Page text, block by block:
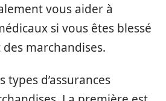
vous aider à
si vous êtes blessé
marchandises.
d’assurances